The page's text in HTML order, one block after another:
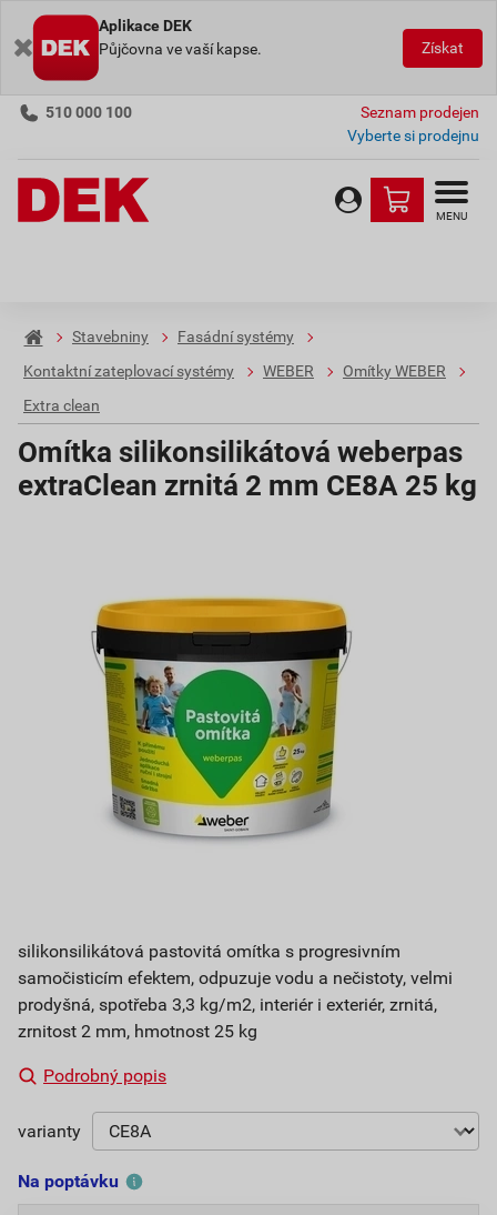
Aplikace DEK
Půjčovna ve vaší kapse.
Získat
510 000 100
Seznam prodejen
Vyberte si prodejnu
MENU
Stavebniny
Fasádní systémy
Kontaktní zateplovací systémy
WEBER
Omítky WEBER
Extra clean
Omítka silikonsilikátová weberpas
extraClean zrnitá 2 mm CE8A 25 kg
silikonsilikátová pastovitá omítka s progresivním
samočisticím efektem, odpuzuje vodu a nečistoty, velmi
prodyšná, spotřeba 3,3 kg/m2, interiér i exteriér, zrnitá,
zrnitost 2 mm, hmotnost 25 kg
Podrobný popis
varianty
Na poptávku